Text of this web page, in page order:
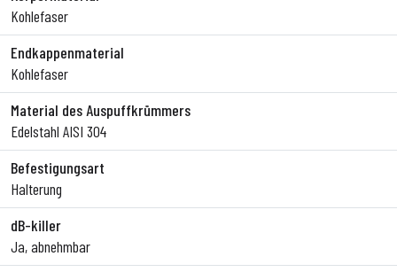
Kohlefaser
Endkappenmaterial
Kohlefaser
Material des Auspuffkrümmers
Edelstahl AISI 304
Befestigungsart
Halterung
dB-killer
Ja, abnehmbar